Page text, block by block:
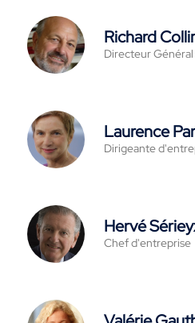
Richard
Directeur
Laurence
Dirigeante
Hervé
Chef d'entreprise